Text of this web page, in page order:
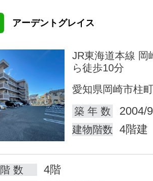
アーデントグレイス
JR東海道本線 岡
ら徒歩10分
愛知県岡崎市柱町
築 年 数
2004/
建物階数 4階建
階 数 4階